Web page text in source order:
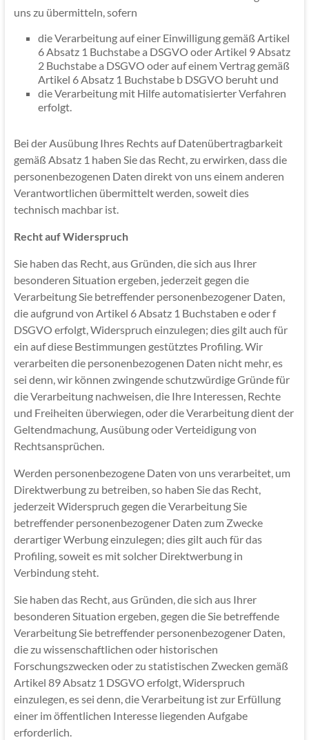
uns zu übermitteln, sofern
die Verarbeitung auf einer Einwilligung gemäß Artikel
6 Absatz 1 Buchstabe a DSGVO oder Artikel 9 Absatz
2 Buchstabe a DSGVO oder auf einem Vertrag gemäß
Artikel 6 Absatz 1 Buchstabe b DSGVO beruht und
die Verarbeitung mit Hilfe automatisierter Verfahren
erfolgt.
Bei der Ausübung Ihres Rechts auf Datenübertragbarkeit
gemäß Absatz 1 haben Sie das Recht, zu erwirken, dass die
personenbezogenen Daten direkt von uns einem anderen
Verantwortlichen übermittelt werden, soweit dies
technisch machbar ist.
Recht auf Widerspruch
Sie haben das Recht, aus Gründen, die sich aus Ihrer
besonderen Situation ergeben, jederzeit gegen die
Verarbeitung Sie betreffender personenbezogener Daten,
die aufgrund von Artikel 6 Absatz 1 Buchstaben e oder f
DSGVO erfolgt, Widerspruch einzulegen; dies gilt auch für
ein auf diese Bestimmungen gestütztes Profiling. Wir
verarbeiten die personenbezogenen Daten nicht mehr, es
sei denn, wir können zwingende schutzwürdige Gründe für
die Verarbeitung nachweisen, die Ihre Interessen, Rechte
und Freiheiten überwiegen, oder die Verarbeitung dient der
Geltendmachung, Ausübung oder Verteidigung von
Rechtsansprüchen.
Werden personenbezogene Daten von uns verarbeitet, um
Direktwerbung zu betreiben, so haben Sie das Recht,
jederzeit Widerspruch gegen die Verarbeitung Sie
betreffender personenbezogener Daten zum Zwecke
derartiger Werbung einzulegen; dies gilt auch für das
Profiling, soweit es mit solcher Direktwerbung in
Verbindung steht.
Sie haben das Recht, aus Gründen, die sich aus Ihrer
besonderen Situation ergeben, gegen die Sie betreffende
Verarbeitung Sie betreffender personenbezogener Daten,
die zu wissenschaftlichen oder historischen
Forschungszwecken oder zu statistischen Zwecken gemäß
Artikel 89 Absatz 1 DSGVO erfolgt, Widerspruch
einzulegen, es sei denn, die Verarbeitung ist zur Erfüllung
einer im öffentlichen Interesse liegenden Aufgabe
erforderlich.